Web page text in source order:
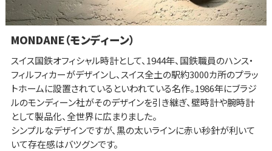
MONDANE（モンディーン）
スイス国鉄オフィシャル時計として、1944年、国鉄職員のハンス・
フィルフィカーがデザインし、スイス全土の駅約3000カ所のプラッ
トホームに設置されているといわれている名作。1986年にブラジ
ルのモンディーン社がそのデザインを引き継ぎ、壁時計や腕時計
として製品化、全世界に広まりました。
シンプルなデザインですが、黒の太いラインに赤い秒針が利いて
いて存在感はバツグンです。